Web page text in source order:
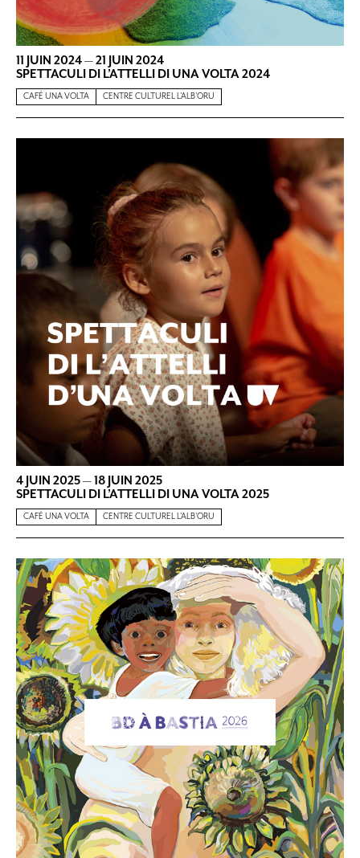
11 JUIN 2024—21 JUIN 2024
SPETTACULI DI L’ATTELLI DI UNA VOLTA 2024
CAFÉ UNA VOLTA CENTRE CULTUREL L'ALB'ORU
4 JUIN 2025—18 JUIN 2025
SPETTACULI DI L’ATTELLI DI UNA VOLTA 2025
CAFÉ UNA VOLTA CENTRE CULTUREL L'ALB'ORU